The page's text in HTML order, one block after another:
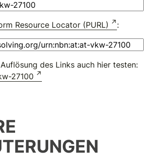
Resource Locator (PURL) :
des Links auch hier testen:
27100